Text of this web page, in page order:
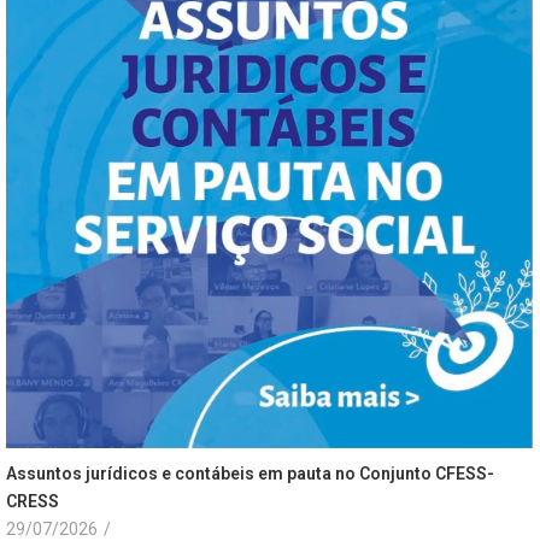
Assuntos jurídicos e contábeis em pauta no Conjunto CFESS-
CRESS
29/07/2026 /